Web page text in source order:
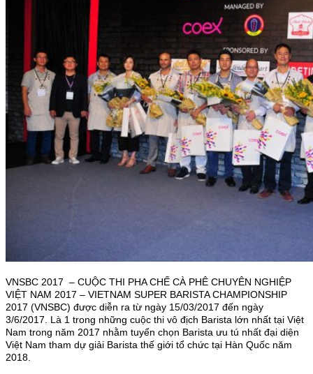
VNSBC 2017 – CUỘC THI PHA CHẾ CÀ PHÊ CHUYÊN NGHIỆP
VIỆT NAM 2017 – VIETNAM SUPER BARISTA CHAMPIONSHIP
2017 (VNSBC) được diễn ra từ ngày 15/03/2017 đến ngày
3/6/2017. Là 1 trong những cuộc thi vô địch Barista lớn nhất tại Việt
Nam trong năm 2017 nhằm tuyển chọn Barista ưu tú nhất đại diện
Việt Nam tham dự giải Barista thế giới tổ chức tại Hàn Quốc năm
2018.